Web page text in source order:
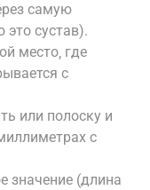
самую
сустав).
место‚ где
с
или полоску и
с
значение (длина